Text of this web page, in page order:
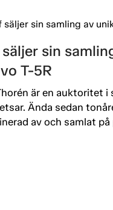
sin
T-5R
är en auktoritet i
Ända sedan
av och samlat på